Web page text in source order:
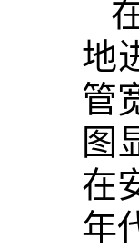
地
管
图
在
年